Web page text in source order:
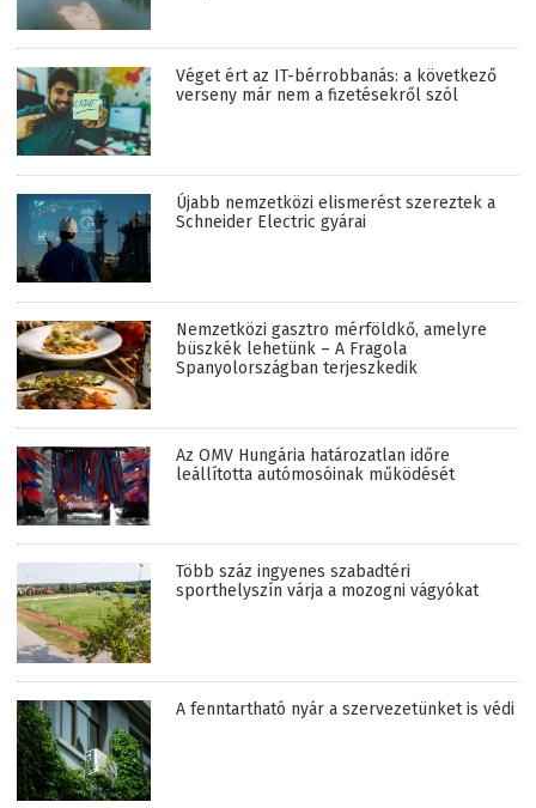
Véget ért az IT-bérrobbanás: a következő
verseny már nem a fizetésekről szól
Újabb nemzetközi elismerést szereztek a
Schneider Electric gyárai
Nemzetközi gasztro mérföldkő, amelyre
büszkék lehetünk – A Fragola
Spanyolországban terjeszkedik
Az OMV Hungária határozatlan időre
leállította autómosóinak működését
Több száz ingyenes szabadtéri
sporthelyszín várja a mozogni vágyókat
A fenntartható nyár a szervezetünket is védi